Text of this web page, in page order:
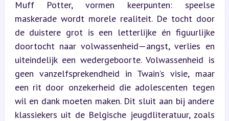
Muff Potter, vormen keerpunten: speelse
maskerade wordt morele realiteit. De tocht door
de duistere grot is een letterlijke én figuurlijke
doortocht naar volwassenheid—angst, verlies en
uiteindelijk een wedergeboorte. Volwassenheid is
geen vanzelfsprekendheid in Twain’s visie, maar
een rit door onzekerheid die adolescenten tegen
wil en dank moeten maken. Dit sluit aan bij andere
klassiekers uit de Belgische jeugdliteratuur, zoals